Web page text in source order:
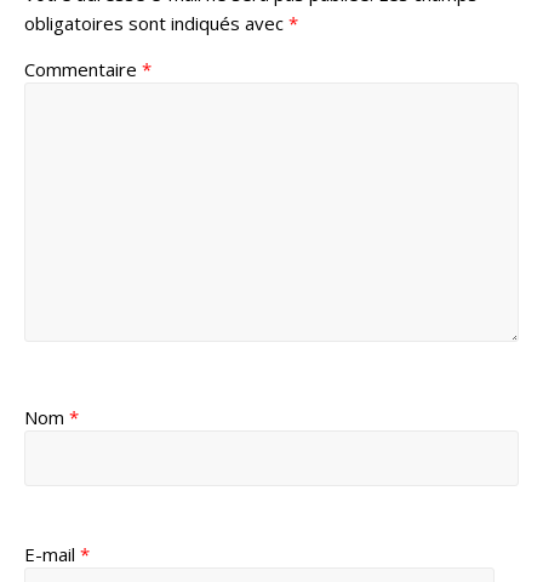
obligatoires sont indiqués avec *
Commentaire *
Nom *
E-mail *